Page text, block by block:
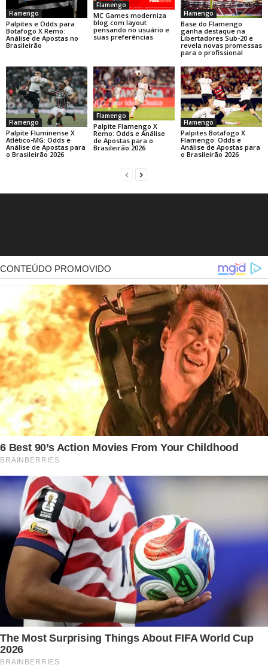
Flamengo
Palpites e Odds para
Botafogo X Remo:
Análise de Apostas no
Brasileirão
Flamengo
MC Games moderniza
blog com layout
pensando no usuário e
suas preferências
Flamengo
Base do Flamengo
ganha destaque na
Libertadores Sub-20 e
revela novas promessas
para o profissional
Flamengo
Palpite Fluminense X
Atlético-MG: Odds e
Análise de Apostas para
o Brasileirão 2026
Flamengo
Palpite Flamengo X
Remo: Odds e Análise
de Apostas para o
Brasileirão 2026
Flamengo
Palpites Botafogo X
Flamengo: Odds e
Análise de Apostas para
o Brasileirão 2026